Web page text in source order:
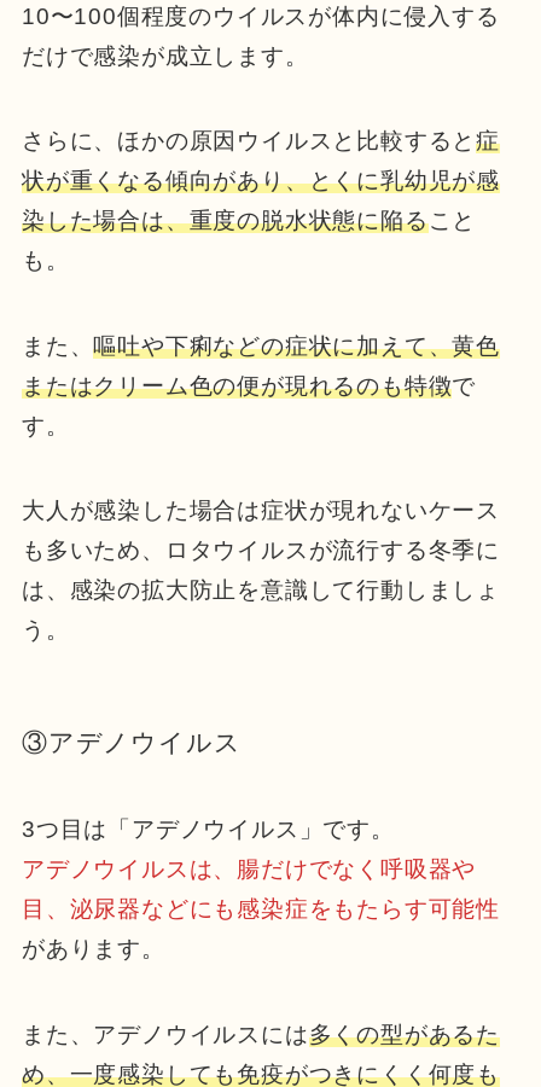
10〜100個程度のウイルスが体内に侵入する
だけで感染が成立します。
さらに、ほかの原因ウイルスと比較すると症
状が重くなる傾向があり、とくに乳幼児が感
染した場合は、重度の脱水状態に陥ること
も。
また、嘔吐や下痢などの症状に加えて、黄色
またはクリーム色の便が現れるのも特徴で
す。
大人が感染した場合は症状が現れないケース
も多いため、ロタウイルスが流行する冬季に
は、感染の拡大防止を意識して行動しましょ
う。
③アデノウイルス
3つ目は「アデノウイルス」です。
アデノウイルスは、腸だけでなく呼吸器や
目、泌尿器などにも感染症をもたらす可能性
があります。
また、アデノウイルスには多くの型があるた
め、一度感染しても免疫がつきにくく何度も